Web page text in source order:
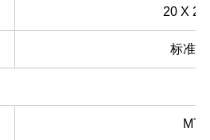
20 X
标准
MT5